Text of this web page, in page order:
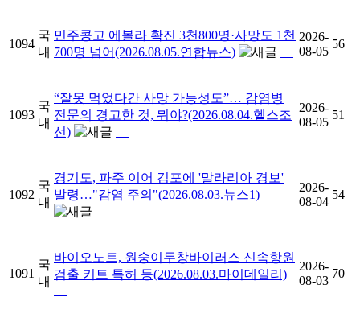
1094
국
내
민주콩고 에볼라 확진 3천800명·사망도 1천
700명 넘어(2026.08.05.연합뉴스)
2026-
08-05
56
1093
국
내
“잘못 먹었다간 사망 가능성도”… 감염병
전문의 경고한 것, 뭐야?(2026.08.04.헬스조
선)
2026-
08-05
51
1092
국
내
경기도, 파주 이어 김포에 '말라리아 경보'
발령…"감염 주의"(2026.08.03.뉴스1)
2026-
08-04
54
1091
국
내
바이오노트, 원숭이두창바이러스 신속항원
검출 키트 특허 등(2026.08.03.마이데일리)
2026-
08-03
70